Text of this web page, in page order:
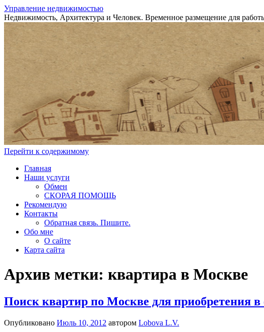
Управление недвижимостью
Недвижимость, Архитектура и Человек. Временное размещение для
Перейти к содержимому
Главная
Наши услуги
Обмен
СКОРАЯ ПОМОЩЬ
Рекомендую
Контакты
Обратная связь. Пишите.
Обо мне
О сайте
Карта сайта
Архив метки: квартира в Москве
Поиск квартир по Москве для приобретения в
Опубликовано Июль 10, 2012 автором Lobova L.V.